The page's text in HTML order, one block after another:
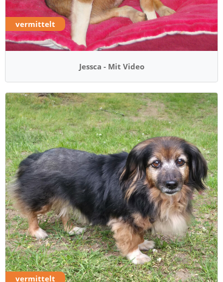
vermittelt
Jessca - Mit Video
vermittelt